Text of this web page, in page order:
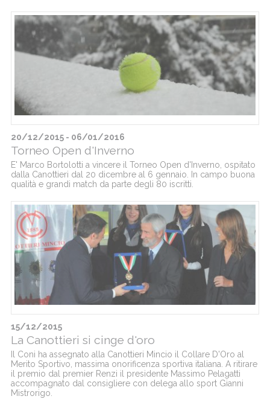
20/12/2015 - 06/01/2016
Torneo Open d'Inverno
E' Marco Bortolotti a vincere il Torneo Open d'Inverno, ospitato
dalla Canottieri dal 20 dicembre al 6 gennaio. In campo buona
qualità e grandi match da parte degli 80 iscritti.
15/12/2015
La Canottieri si cinge d'oro
Il Coni ha assegnato alla Canottieri Mincio il Collare D'Oro al
Merito Sportivo, massima onorificenza sportiva italiana. A ritirare
il premio dal premier Renzi il presidente Massimo Pelagatti
accompagnato dal consigliere con delega allo sport Gianni
Mistrorigo.